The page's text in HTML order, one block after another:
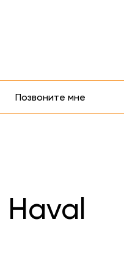
Позвоните мне
Haval